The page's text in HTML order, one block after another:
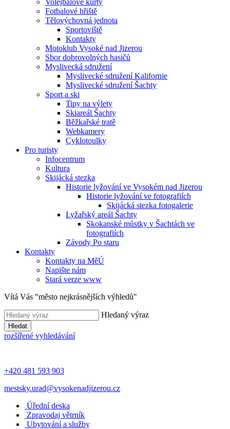
Volejbalové kurty
Fotbalové hřiště
Tělovýchovná jednota
Sportoviště
Kontakty
Motoklub Vysoké nad Jizerou
Sbor dobrovolných hasičů
Myslivecká sdružení
Myslivecké sdružení Kalifornie
Myslivecké sdružení Šachty
Sport a ski
Tipy na výlety
Skiareál Šachty
Běžkařské tratě
Webkamery
Cyklotoulky
Pro turisty
Infocentrum
Kultura
Skijácká stezka
Historie lyžování ve Vysokém nad Jizerou
Historie lyžování ve fotografiích
Skijácká stezka fotogalerie
Lyžařský areál Šachty
Skokanské můstky v Šachtách ve
fotografiích
Závody Po staru
Kontakty
Kontakty na MěÚ
Napište nám
Stará verze www
Vítá Vás "město nejkrásnějších výhledů"
Hledaný výraz
Hledat
rozšířené vyhledávání
+420 481 593 903
mestsky.urad@vysokenadjizerou.cz
Úřední deska
Zpravodaj větrník
Ubytování a služby